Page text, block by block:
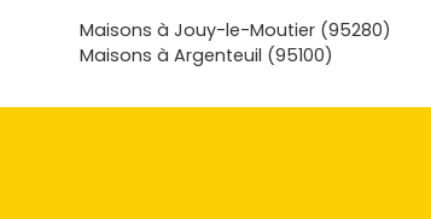
Maisons à Jouy-le-Moutier (95280)
Maisons à Argenteuil (95100)